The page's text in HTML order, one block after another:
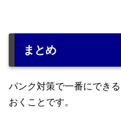
まとめ
パンク対策で一番にでき
おくことです。